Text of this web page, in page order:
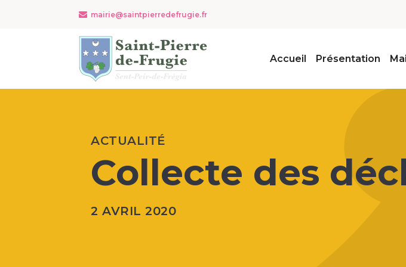
mairie@saintpierredefrugie.fr
Accueil Présentation
ACTUALITÉ
Collecte des
2 AVRIL 2020